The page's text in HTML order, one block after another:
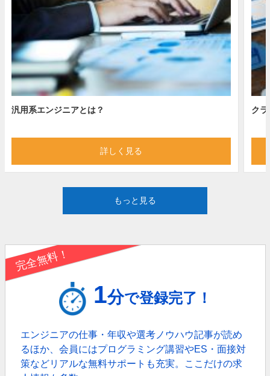
汎用系エンジニアとは？
詳しく見る
ク
もっと見る
完全無料！
1分で登録完了！
エンジニアの仕事・年収や選考ノウハウ記事が読め
るほか、会員にはプログラミング講習やES・面接対
策などリアルな無料サポートも充実。 ここだけの求